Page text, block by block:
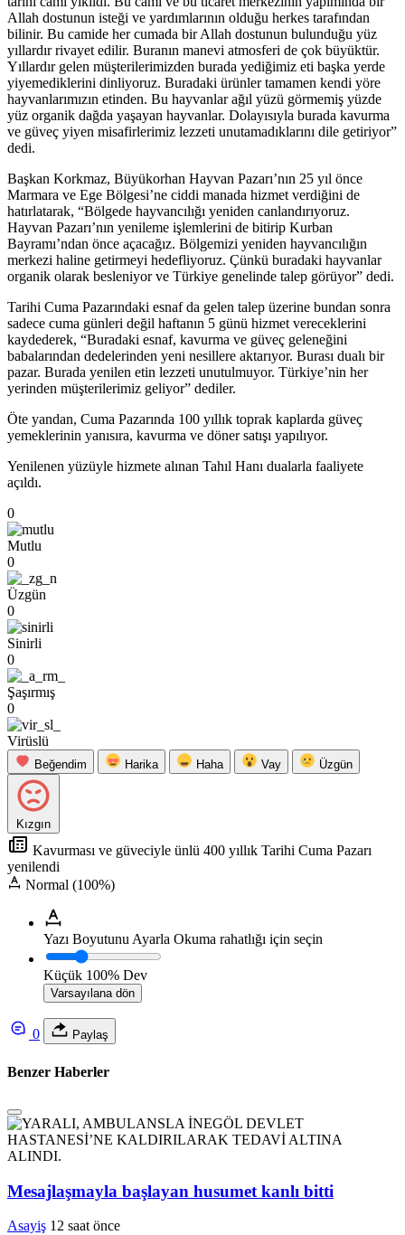
Allah dostunun isteği ve yardımlarının olduğu herkes tarafından
bilinir. Bu camide her cumada bir Allah dostunun bulunduğu yüz
yıllardır rivayet edilir. Buranın manevi atmosferi de çok büyüktür.
Yıllardır gelen müşterilerimizden burada yediğimiz eti başka yerde
yiyemediklerini dinliyoruz. Buradaki ürünler tamamen kendi yöre
hayvanlarımızın etinden. Bu hayvanlar ağıl yüzü görmemiş yüzde
yüz organik dağda yaşayan hayvanlar. Dolayısıyla burada kavurma
ve güveç yiyen misafirlerimiz lezzeti unutamadıklarını dile getiriyor”
dedi.
Başkan Korkmaz, Büyükorhan Hayvan Pazarı’nın 25 yıl önce
Marmara ve Ege Bölgesi’ne ciddi manada hizmet verdiğini de
hatırlatarak, “Bölgede hayvancılığı yeniden canlandırıyoruz.
Hayvan Pazarı’nın yenileme işlemlerini de bitirip Kurban
Bayramı’ndan önce açacağız. Bölgemizi yeniden hayvancılığın
merkezi haline getirmeyi hedefliyoruz. Çünkü buradaki hayvanlar
organik olarak besleniyor ve Türkiye genelinde talep görüyor” dedi.
Tarihi Cuma Pazarındaki esnaf da gelen talep üzerine bundan sonra
sadece cuma günleri değil haftanın 5 günü hizmet vereceklerini
kaydederek, “Buradaki esnaf, kavurma ve güveç geleneğini
babalarından dedelerinden yeni nesillere aktarıyor. Burası dualı bir
pazar. Burada yenilen etin lezzeti unutulmuyor. Türkiye’nin her
yerinden müşterilerimiz geliyor” dediler.
Öte yandan, Cuma Pazarında 100 yıllık toprak kaplarda güveç
yemeklerinin yanısıra, kavurma ve döner satışı yapılıyor.
Yenilenen yüzüyle hizmete alınan Tahıl Hanı dualarla faaliyete
açıldı.
0
Mutlu
0
Üzgün
0
Sinirli
0
Şaşırmış
0
Virüslü
Beğendim Harika Haha Vay Üzgün
Kızgın
Kavurması ve güveciyle ünlü 400 yıllık Tarihi Cuma Pazarı
yenilendi
Normal (100%)
Yazı Boyutunu Ayarla Okuma rahatlığı için seçin
Küçük 100% Dev
Varsayılana dön
0 Paylaş
Benzer Haberler
Mesajlaşmayla başlayan husumet kanlı bitti
Asayiş 12 saat önce